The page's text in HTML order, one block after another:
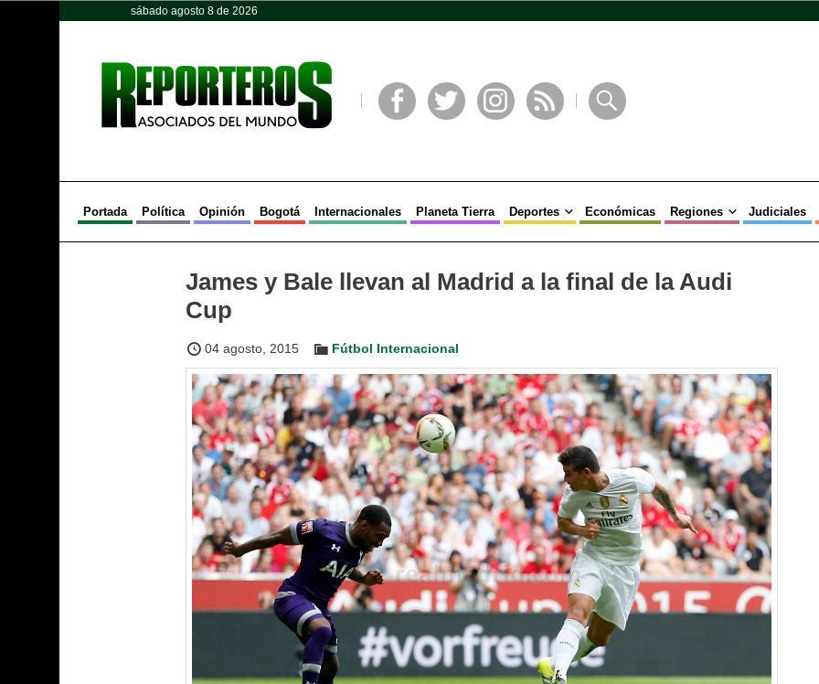
sábado agosto 8 de 2026
Portada Política Opinión Bogotá Internacionales Planeta Tierra Deportes Económicas Regiones Judiciales
James y Bale llevan al Madrid a la final de la Audi
Cup
04 agosto, 2015 Fútbol Internacional
Opinión Política